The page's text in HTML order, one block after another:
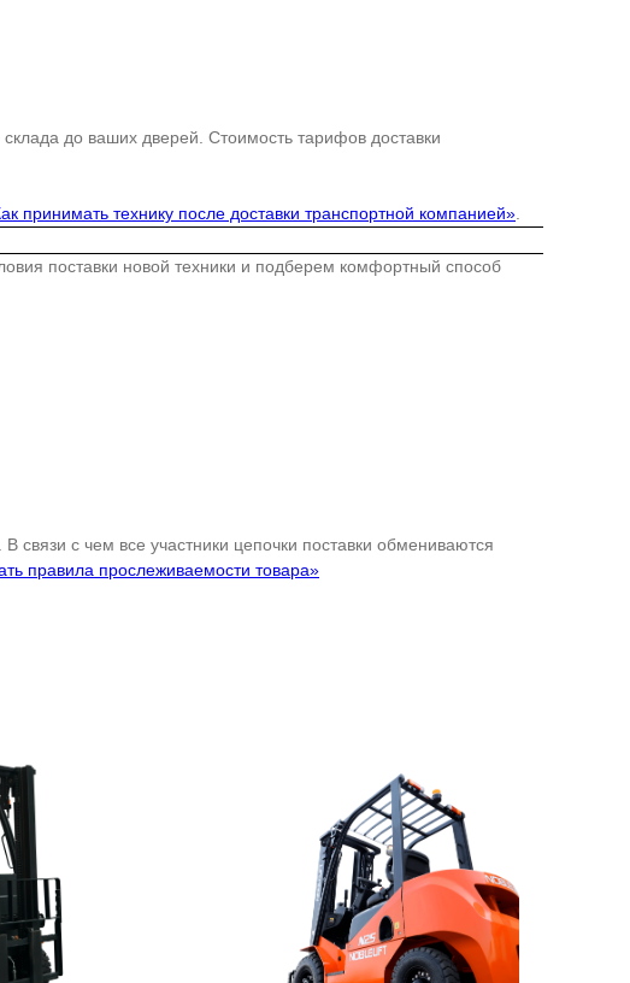
до ваших дверей. Стоимость тарифов доставки
принимать технику после доставки транспортной компанией»
поставки новой техники и подберем комфортный способ
связи с чем все участники цепочки поставки обмениваются
правила прослеживаемости товара»